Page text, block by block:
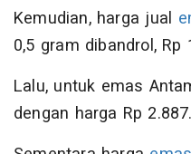
Kemudian, harga jual
0,5 gram dibandrol, Rp
Lalu, untuk emas
dengan harga Rp